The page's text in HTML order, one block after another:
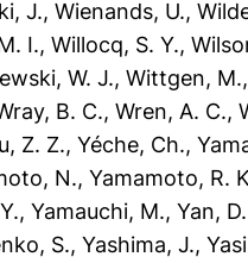
J., Wienands, U.,
I., Willocq, S. Y.,
W. J., Wittgen, M.
B. C., Wren, A. C.,
Z. Z., Yéche, Ch.,
N., Yamamoto, R.
, Yamauchi, M., Yan,
S., Yashima, J.,